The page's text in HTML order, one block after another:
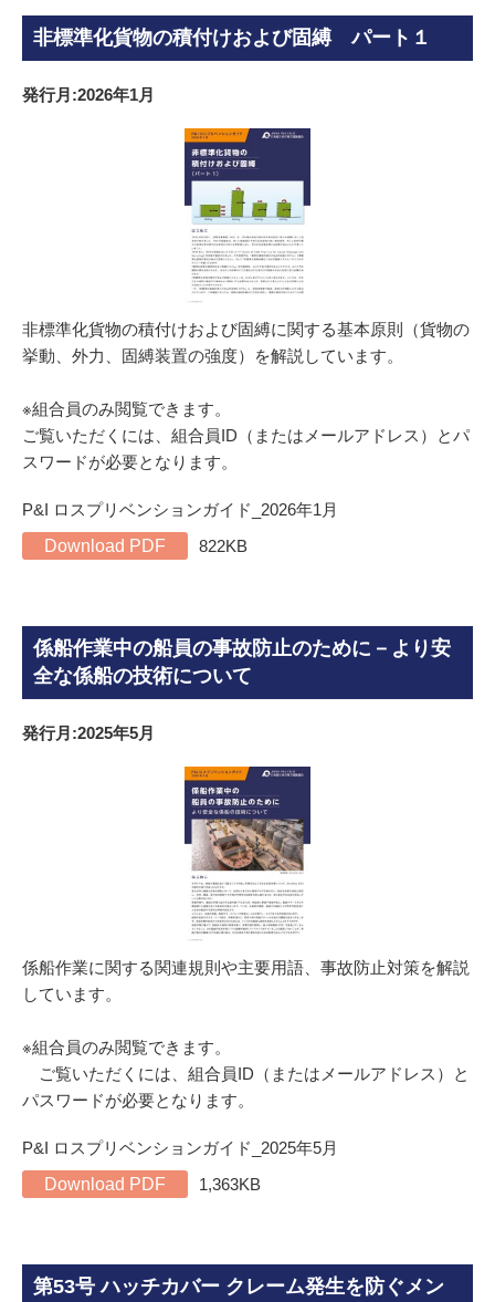
非標準化貨物の積付けおよび固縛 パート１
発行月:2026年1月
非標準化貨物の積付けおよび固縛に関する基本原則（貨物の
挙動、外力、固縛装置の強度）を解説しています。
※組合員のみ閲覧できます。
ご覧いただくには、組合員ID（またはメールアドレス）とパ
スワードが必要となります。
P&I ロスプリベンションガイド_2026年1月
Download PDF
822KB
係船作業中の船員の事故防止のために－より安
全な係船の技術について
発行月:2025年5月
係船作業に関する関連規則や主要用語、事故防止対策を解説
しています。
※組合員のみ閲覧できます。
ご覧いただくには、組合員ID（またはメールアドレス）と
パスワードが必要となります。
P&I ロスプリベンションガイド_2025年5月
Download PDF
1,363KB
第53号 ハッチカバー クレーム発生を防ぐメン